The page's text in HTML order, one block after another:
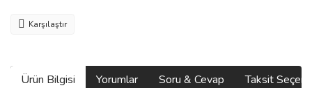
Karşılaştır
Ürün Bilgisi Yorumlar Soru & Cevap Taksit